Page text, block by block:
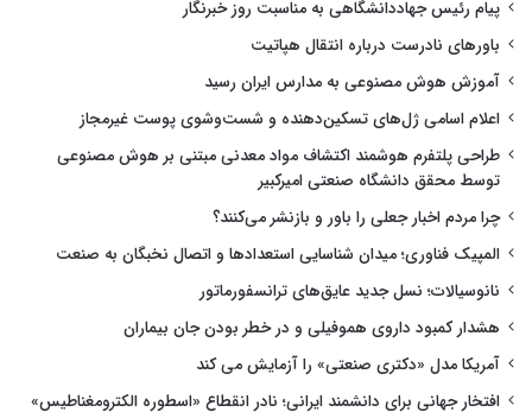
پیام رئیس جهاددانشگاهی به مناسبت روز خبرنگار
باورهای نادرست درباره انتقال هپاتیت
آموزش هوش مصنوعی به مدارس ایران رسید
اعلام اسامی ژل‌های تسکین‌دهنده و شست‌وشوی پوست غیرمجاز
طراحی پلتفرم هوشمند اکتشاف مواد معدنی مبتنی بر هوش مصنوعی
توسط محقق دانشگاه صنعتی امیرکبیر
چرا مردم اخبار جعلی را باور و بازنشر می‌کنند؟
المپیک فناوری؛ میدان شناسایی استعدادها و اتصال نخبگان به صنعت
نانوسیالات؛ نسل جدید عایق‌های ترانسفورماتور
هشدار کمبود داروی هموفیلی و در خطر بودن جان بیماران
آمریکا مدل «دکتری صنعتی» را آزمایش می کند
افتخار جهانی برای دانشمند ایرانی؛ نادر انقطاع «اسطوره الکترومغناطیس»